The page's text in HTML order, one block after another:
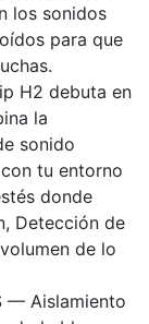
los sonidos
para que
H2 debuta en
la
sonido
tu entorno
donde
Detección de
de lo
— Aislamiento